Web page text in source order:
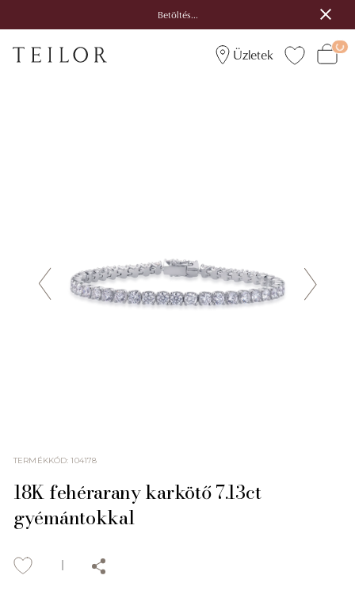
Betöltés...
Üzletek
TERMÉKKÓD:104178
18K fehérarany karkötő 7.13ct
gyémántokkal